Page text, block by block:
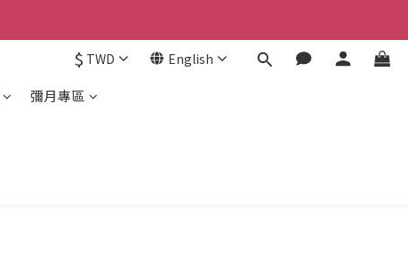
$ TWD English
彌月專區